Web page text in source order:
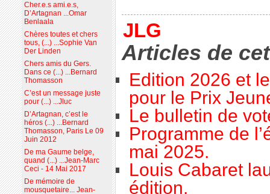
JLG
Articles de
Edition 2026 et
pour le Prix
Le bulletin de
Programme de
mai 2025.
Louis Cabaret
édition.
Cher.e.s ami.e.s,
D’Artagnan ...Omar
Benlaala
Chères toutes et chers
tous, (...) ...Sophie Van
Der Linden
Chers amis du Gers.
Dans ce (...) ...Bernard
Thomasson
C’est un message juste
pour (...) ...Jluc
D’Artagnan, c’est le
héros (...) ...Bernard
Thomasson, Paris Le 09
Juin 2012
De ma Gaume belge,
quand (...) ...Jean-Marc
Ceci - 14 Mai 2017
De mémoire de
mousquetaire... Jean-